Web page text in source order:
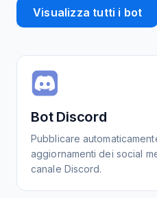
Visualizza tutti i bot
Bot Discord
Pubblicare
aggiornamenti dei social
canale Discord.